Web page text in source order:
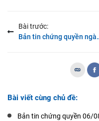
Bài trước:
Bản tin chứng quyền
Bài viết cùng chủ đề:
Bản tin chứng quyền 06/